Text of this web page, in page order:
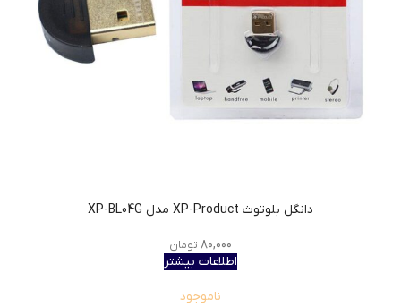
دانگل بلوتوث XP-Product مدل XP-BL04G
۸۰,۰۰۰ تومان
اطلاعات بیشتر
ناموجود